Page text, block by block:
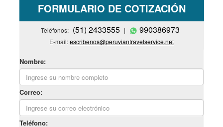
FORMULARIO DE COTIZACIÓN
Teléfonos: (51) 2433555 | 990386973
E-mail:escribenos@peruviantravelservice.net